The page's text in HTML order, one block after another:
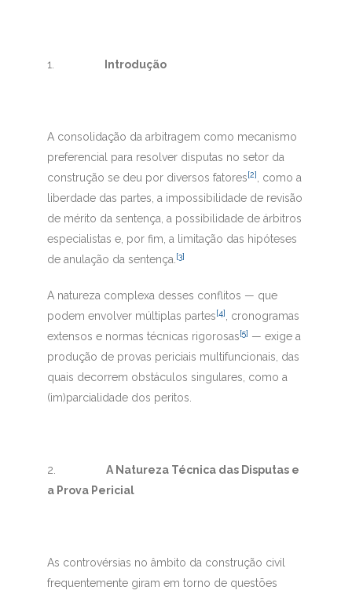
1. Introdução
A consolidação da arbitragem como mecanismo
preferencial para resolver disputas no setor da
construção se deu por diversos fatores[2], como a
liberdade das partes, a impossibilidade de revisão
de mérito da sentença, a possibilidade de árbitros
especialistas e, por fim, a limitação das hipóteses
de anulação da sentença.[3]
A natureza complexa desses conflitos — que
podem envolver múltiplas partes[4], cronogramas
extensos e normas técnicas rigorosas[5] — exige a
produção de provas periciais multifuncionais, das
quais decorrem obstáculos singulares, como a
(im)parcialidade dos peritos.
2. A Natureza Técnica das Disputas e
a Prova Pericial
As controvérsias no âmbito da construção civil
frequentemente giram em torno de questões